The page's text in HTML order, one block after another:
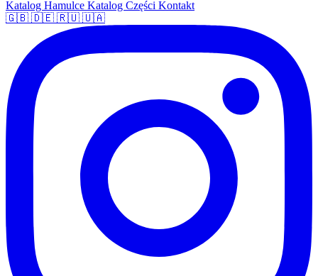
Katalog Hamulce Katalog Części Kontakt
🇬🇧 🇩🇪 🇷🇺 🇺🇦